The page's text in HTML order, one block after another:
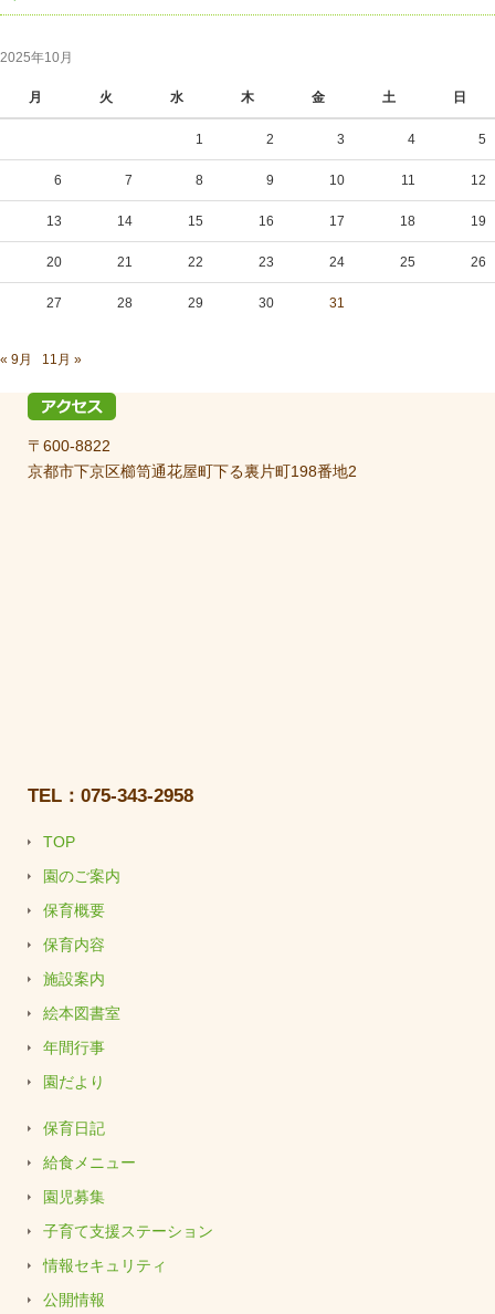
2025年10月
月 火 水 木 金 土 日
1 2 3 4 5
6 7 8 9 10 11 12
13 14 15 16 17 18 19
20 21 22 23 24 25 26
27 28 29 30 31
« 9月 11月 »
〒600-8822
京都市下京区櫛笥通花屋町下る裏片町198番地2
TEL：075-343-2958
TOP
園のご案内
保育概要
保育内容
施設案内
絵本図書室
年間行事
園だより
保育日記
給食メニュー
園児募集
子育て支援ステーション
情報セキュリティ
公開情報